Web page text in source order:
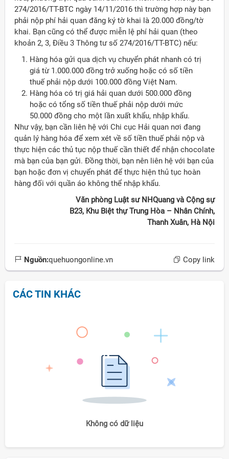
274/2016/TT-BTC ngày 14/11/2016 thì trường hợp này bạn
phải nộp phí hải quan đăng ký tờ khai là 20.000 đồng/tờ
khai. Bạn cũng có thể được miễn lệ phí hải quan (theo
khoản 2, 3, Điều 3 Thông tư số 274/2016/TT-BTC) nếu:
Hàng hóa gửi qua dịch vụ chuyển phát nhanh có trị
giá từ 1.000.000 đồng trở xuống hoặc có số tiền
thuế phải nộp dưới 100.000 đồng Việt Nam.
Hàng hóa có trị giá hải quan dưới 500.000 đồng
hoặc có tổng số tiền thuế phải nộp dưới mức
50.000 đồng cho một lần xuất khẩu, nhập khẩu.
Như vậy, bạn cần liên hệ với Chi cục Hải quan nơi đang
quản lý hàng hóa để xem xét về số tiền thuế phải nộp và
thực hiện các thủ tục nộp thuế cần thiết để nhận chocolate
mà bạn của bạn gửi. Đồng thời, bạn nên liên hệ với bạn của
bạn hoặc đơn vị chuyển phát để thực hiện thủ tục hoàn
hàng đối với quần áo không thể nhập khẩu.
Văn phòng Luật sư NHQuang và Cộng sự
B23, Khu Biệt thự Trung Hòa – Nhân Chính,
Thanh Xuân, Hà Nội
Nguồn:quehuongonline.vn Copy link
CÁC TIN KHÁC
Không có dữ liệu